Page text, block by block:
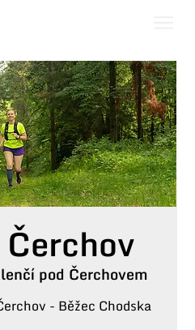
pod Čerchovem
- Běžec Chodska